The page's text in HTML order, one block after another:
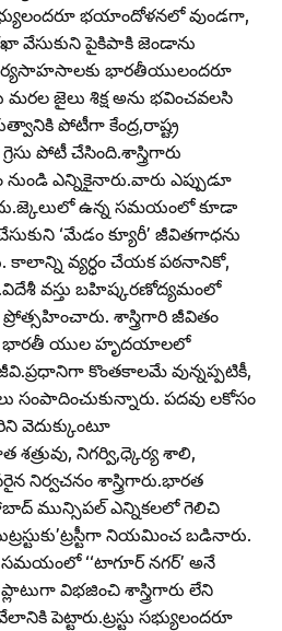
భయాందోళనలో వుండగా,
వేసుకుని పైకిపాకి జెండాను
భారతీయులందరూ
మరల జైలు శిక్ష అను భవించవలసి
పోటీగా కేంద్ర,రాష్ట్ర
పోటీ చేసింది.శాస్త్రిగారు
ఎన్నికైనారు.వారు ఎప్పుడూ
ఉన్న సమయంలో కూడా
‘మేడం క్యూరీ’ జీవితగాధను
కాలాన్ని వ్యర్ధం చేయక పఠనానికో,
వస్తు బహిష్కరణోద్యమంలో
శాస్త్రిగారి జీవితం
భారతీ యుల హృదయాలలో
కొంతకాలమే వున్నప్పటికీ,
సంపాదించుకున్నారు. పదవు లకోసం
వెదుక్కుంటూ
నిగర్వి,ధ్కెర్య శాలి,
నిర్వచనం శాస్త్రిగారు.భారత
మున్సిపల్‌ ఎన్నికలలో గెలిచి
నియమించ బడినారు.
సమయంలో ‘‘టాగూర్‌ నగర్‌’ అనే
విభజించి శాస్త్రిగారు లేని
పెట్టారు.ట్రస్టు సభ్యులందరూ